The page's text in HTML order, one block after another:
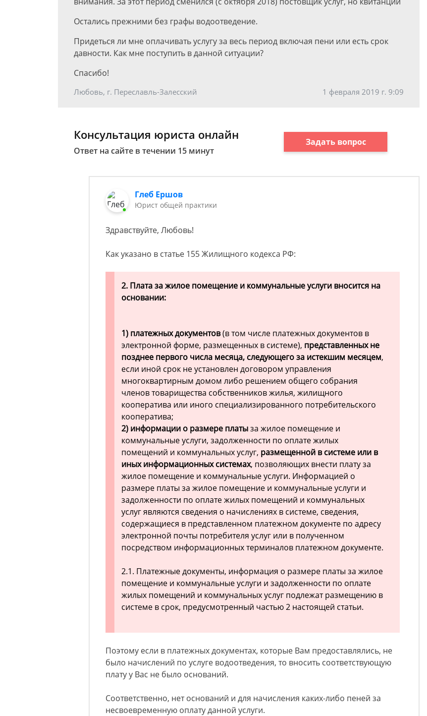
Остались прежними без графы водоотведение.
Придеться ли мне оплачивать услугу за весь период включая пени или есть срок
давности. Как мне поступить в данной ситуации?
Спасибо!
Любовь, г. Переславль-Залесский 1 февраля 2019 г. 9:09
Консультация юриста онлайн
Ответ на сайте в течении 15 минут
Задать вопрос
Глеб Ершов
Юрист общей практики
Здравствуйте, Любовь!
Как указано в статье 155 Жилищного кодекса РФ:
2. Плата за жилое помещение и коммунальные услуги вносится на
основании:
1) платежных документов(в том числе платежных документов в
электронной форме, размещенных в системе), представленных не
позднее первого числа месяца, следующего за истекшим месяцем,
если иной срок не установлен договором управления
многоквартирным домом либо решением общего собрания
членов товарищества собственников жилья, жилищного
кооператива или иного специализированного потребительского
кооператива;
2) информации о размере платыза жилое помещение и
коммунальные услуги, задолженности по оплате жилых
помещений и коммунальных услуг, размещенной в системе или в
иных информационных системах, позволяющих внести плату за
жилое помещение и коммунальные услуги. Информацией о
размере платы за жилое помещение и коммунальные услуги и
задолженности по оплате жилых помещений и коммунальных
услуг являются сведения о начислениях в системе, сведения,
содержащиеся в представленном платежном документе по адресу
электронной почты потребителя услуг или в полученном
посредством информационных терминалов платежном документе.
2.1. Платежные документы, информация о размере платы за жилое
помещение и коммунальные услуги и задолженности по оплате
жилых помещений и коммунальных услуг подлежат размещению в
системе в срок, предусмотренный частью 2 настоящей статьи.
Поэтому если в платежных документах, которые Вам предоставлялись, не
было начислений по услуге водоотведения, то вносить соответствующую
плату у Вас не было оснований.
Соответственно, нет оснований и для начисления каких-либо пеней за
несвоевременную оплату данной услуги.